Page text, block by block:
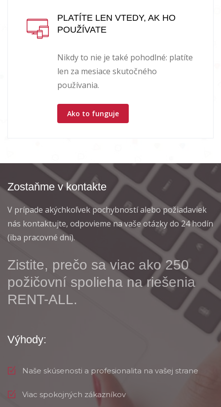
PLATÍTE LEN VTEDY, AK HO
POUŽÍVATE
Nikdy to nie je také pohodlné: platíte
len za mesiace skutočného
používania.
Ako to funguje
Zostaňme v kontakte
V prípade akýchkoľvek pochybností alebo požiadaviek
nás kontaktujte, odpovieme na vaše otázky do 24 hodín
(iba pracovné dni).
Zistite, prečo sa viac ako 250
požičovní spolieha na riešenia
RENT-ALL.
Výhody:
Naše skúsenosti a profesionalita na vašej strane
Viac spokojných zákazníkov